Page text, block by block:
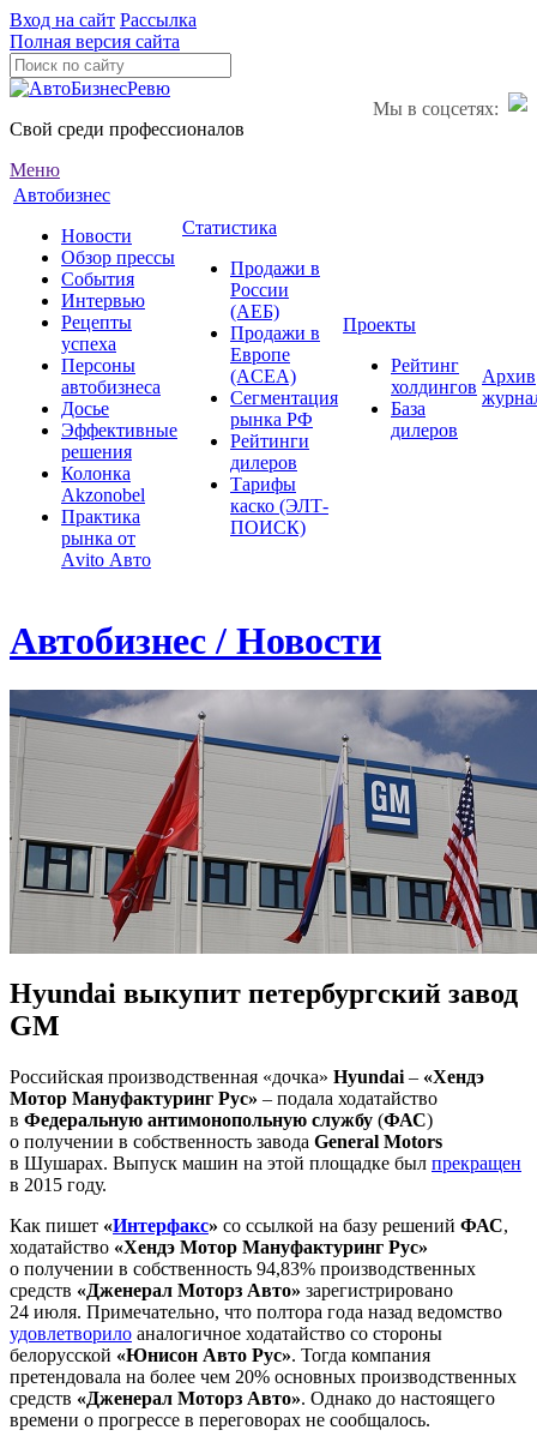
Вход на сайт Рассылка
Полная версия сайта
Мы в соцсетях:
Свой среди профессионалов
Меню
Автобизнес
Новости
Обзор прессы
События
Интервью
Рецепты
успеха
Персоны
автобизнеса
Досье
Эффективные
решения
Колонка
Akzonobel
Практика
рынка от
Аvito Авто
Статистика
Продажи в
России
(АЕБ)
Продажи в
Европе
(ACEA)
Сегментация
рынка РФ
Рейтинги
дилеров
Тарифы
каско (ЭЛТ-
ПОИСК)
Проекты
Рейтинг
холдингов
База
дилеров
Архив
Автобизнес / Новости
Hyundai выкупит петербургский завод
GM
Российская производственная «дочка» Hyundai – «Хендэ
Мотор Мануфактуринг Рус» – подала ходатайство
в Федеральную антимонопольную службу (ФАС)
о получении в собственность завода General Motors
в Шушарах. Выпуск машин на этой площадке был прекращен
в 2015 году.
Как пишет «Интерфакс» со ссылкой на базу решений ФАС,
ходатайство «Хендэ Мотор Мануфактуринг Рус»
о получении в собственность 94,83% производственных
средств «Дженерал Моторз Авто» зарегистрировано
24 июля. Примечательно, что полтора года назад ведомство
удовлетворило аналогичное ходатайство со стороны
белорусской «Юнисон Авто Рус». Тогда компания
претендовала на более чем 20% основных производственных
средств «Дженерал Моторз Авто». Однако до настоящего
времени о прогрессе в переговорах не сообщалось.